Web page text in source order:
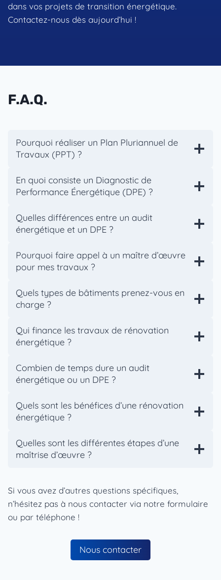
dans vos projets de transition énergétique.
Contactez-nous dès aujourd’hui !
F.A.Q.
Pourquoi réaliser un Plan Pluriannuel de
Travaux (PPT) ?
En quoi consiste un Diagnostic de
Performance Énergétique (DPE) ?
Quelles différences entre un audit
énergétique et un DPE ?
Pourquoi faire appel à un maître d’œuvre
pour mes travaux ?
Quels types de bâtiments prenez-vous en
charge ?
Qui finance les travaux de rénovation
énergétique ?
Combien de temps dure un audit
énergétique ou un DPE ?
Quels sont les bénéfices d’une rénovation
énergétique ?
Quelles sont les différentes étapes d’une
maîtrise d’œuvre ?
Si vous avez d’autres questions spécifiques,
n’hésitez pas à nous contacter via notre formulaire
ou par téléphone !
Nous contacter